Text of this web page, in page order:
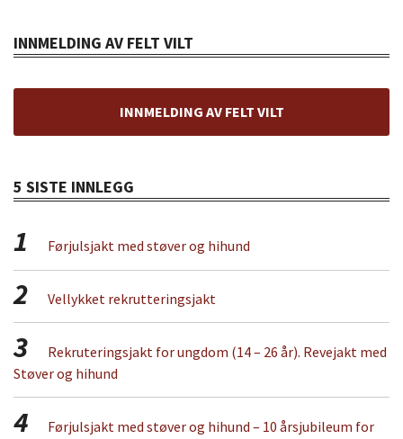
INNMELDING AV FELT VILT
INNMELDING AV FELT VILT
5 SISTE INNLEGG
1 Førjulsjakt med støver og hihund
2 Vellykket rekrutteringsjakt
3
Rekruteringsjakt for ungdom (14 – 26 år). Revejakt med
Støver og hihund
4
Førjulsjakt med støver og hihund – 10 årsjubileum for